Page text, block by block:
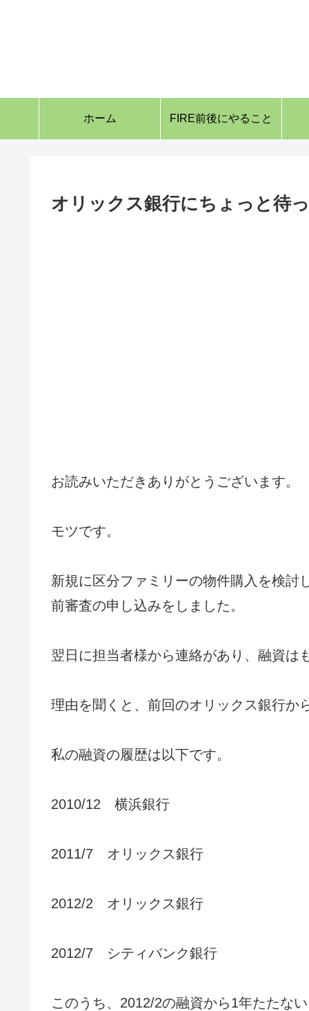
ホーム FIRE前後にやること
オリックス銀行にちょっと待
お読みいただきありがとうございます。
モツです。
新規に区分ファミリーの物件購入を検討
前審査の申し込みをしました。
翌日に担当者様から連絡があり、融資は
理由を聞くと、前回のオリックス銀行か
私の融資の履歴は以下です。
2010/12 横浜銀行
2011/7 オリックス銀行
2012/2 オリックス銀行
2012/7 シティバンク銀行
このうち、2012/2の融資から1年たたな